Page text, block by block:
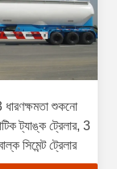
শুকনো
ট্যাঙ্ক ট্রেলার, 3
সিমেন্ট ট্রেলার